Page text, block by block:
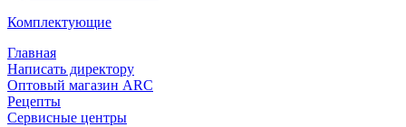
Комплектующие
Главная
Написать директору
Оптовый магазин ARC
Рецепты
Сервисные центры